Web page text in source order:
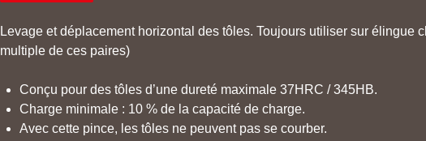
Levage et déplacement horizontal des tôles. Toujours utiliser sur élingue
multiple de ces paires)
Conçu pour des tôles d’une dureté maximale 37HRC / 345HB.
Charge minimale : 10 % de la capacité de charge.
Avec cette pince, les tôles ne peuvent pas se courber.